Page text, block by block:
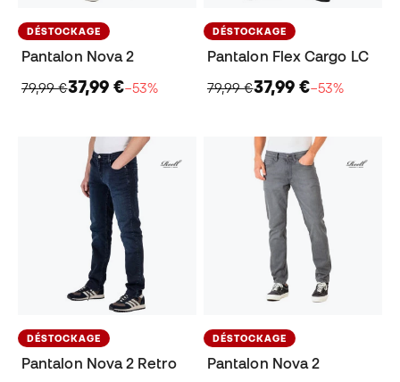
DÉSTOCKAGE
Pantalon Nova 2
79,99 €37,99 €−53%
DÉSTOCKAGE
Pantalon Flex Cargo LC
79,99 €37,99 €−53%
DÉSTOCKAGE
Pantalon Nova 2 Retro
DÉSTOCKAGE
Pantalon Nova 2